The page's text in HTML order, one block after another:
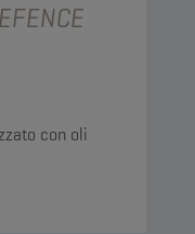
con oli